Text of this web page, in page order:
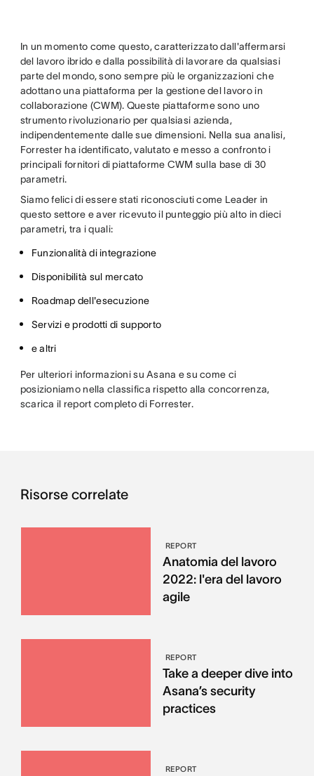
In un momento come questo, caratterizzato dall'affermarsi
del lavoro ibrido e dalla possibilità di lavorare da qualsiasi
parte del mondo, sono sempre più le organizzazioni che
adottano una piattaforma per la gestione del lavoro in
collaborazione (CWM). Queste piattaforme sono uno
strumento rivoluzionario per qualsiasi azienda,
indipendentemente dalle sue dimensioni. Nella sua analisi,
Forrester ha identificato, valutato e messo a confronto i
principali fornitori di piattaforme CWM sulla base di 30
parametri.
Siamo felici di essere stati riconosciuti come Leader in
questo settore e aver ricevuto il punteggio più alto in dieci
parametri, tra i quali:
Funzionalità di integrazione
Disponibilità sul mercato
Roadmap dell'esecuzione
Servizi e prodotti di supporto
e altri
Per ulteriori informazioni su Asana e su come ci
posizioniamo nella classifica rispetto alla concorrenza,
scarica il report completo di Forrester.
Risorse correlate
REPORT
Anatomia del lavoro
2022: l'era del lavoro
agile
REPORT
Take a deeper dive into
Asana’s security
practices
REPORT